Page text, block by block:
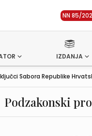
NN 85/
IZDANJA
Sabora Republike
Podzakonski